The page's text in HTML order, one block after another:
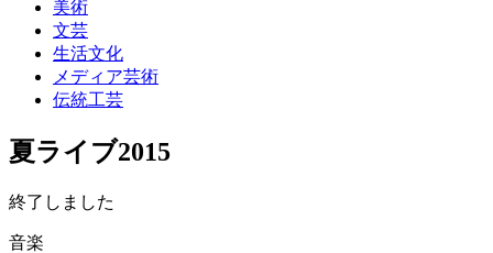
美術
文芸
生活文化
メディア芸術
伝統工芸
夏ライブ2015
終了しました
音楽